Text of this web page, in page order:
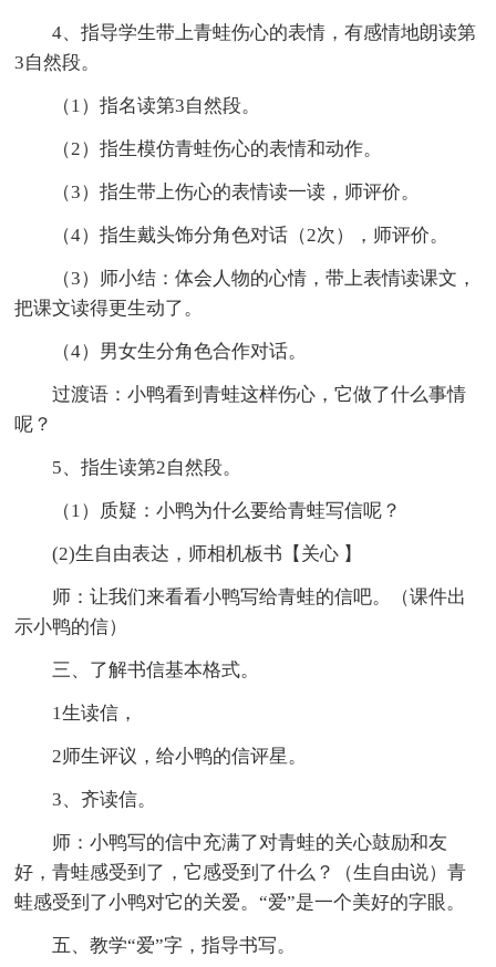
4、指导学生带上青蛙伤心的表情，有感情地朗读第
3自然段。
（1）指名读第3自然段。
（2）指生模仿青蛙伤心的表情和动作。
（3）指生带上伤心的表情读一读，师评价。
（4）指生戴头饰分角色对话（2次），师评价。
（3）师小结：体会人物的心情，带上表情读课文，
把课文读得更生动了。
（4）男女生分角色合作对话。
过渡语：小鸭看到青蛙这样伤心，它做了什么事情
呢？
5、指生读第2自然段。
（1）质疑：小鸭为什么要给青蛙写信呢？
(2)生自由表达，师相机板书【关心 】
师：让我们来看看小鸭写给青蛙的信吧。（课件出
示小鸭的信）
三、了解书信基本格式。
1生读信，
2师生评议，给小鸭的信评星。
3、齐读信。
师：小鸭写的信中充满了对青蛙的关心鼓励和友
好，青蛙感受到了，它感受到了什么？（生自由说）青
蛙感受到了小鸭对它的关爱。“爱”是一个美好的字眼。
五、教学“爱”字，指导书写。